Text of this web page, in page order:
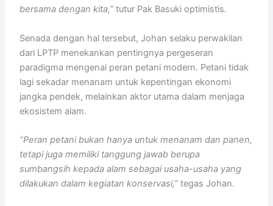
bersama dengan kita,” tutur Pak Basuki optimistis.
Senada dengan hal tersebut, Johan selaku perwakilan
dari LPTP menekankan pentingnya pergeseran
paradigma mengenai peran petani modern. Petani tidak
lagi sekadar menanam untuk kepentingan ekonomi
jangka pendek, melainkan aktor utama dalam menjaga
ekosistem alam.
“Peran petani bukan hanya untuk menanam dan panen,
tetapi juga memiliki tanggung jawab berupa
sumbangsih kepada alam sebagai usaha-usaha yang
dilakukan dalam kegiatan konservasi,” tegas Johan.